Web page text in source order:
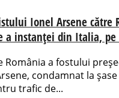
Ionel Arsene către
a instanței din Italia,
România a fostului
condamnat la
trafic de...